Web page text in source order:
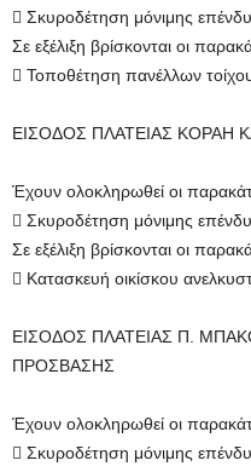
 Σκυροδέτηση μόνιμης
Σε εξέλιξη βρίσκονται οι
 Τοποθέτηση πανέλλων
ΕΙΣΟΔΟΣ ΠΛΑΤΕΙΑΣ ΚΟΡΑΗ
Έχουν ολοκληρωθεί οι
 Σκυροδέτηση μόνιμης
Σε εξέλιξη βρίσκονται οι
 Κατασκευή οικίσκου
ΕΙΣΟΔΟΣ ΠΛΑΤΕΙΑΣ Π.
ΠΡΟΣΒΑΣΗΣ
Έχουν ολοκληρωθεί οι
 Σκυροδέτηση μόνιμης